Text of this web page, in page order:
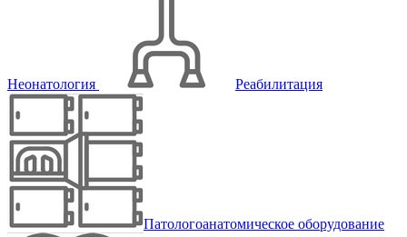
Неонатология Реабилитация
Патологоанатомическое оборудование